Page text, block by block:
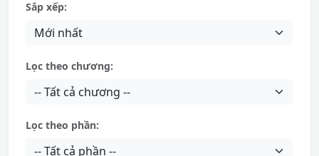
Sắp xếp:
Lọc theo chương:
Lọc theo phần: